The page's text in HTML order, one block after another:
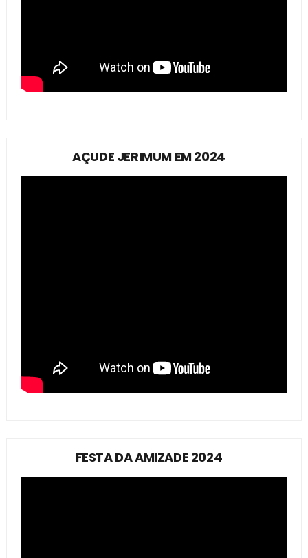
AÇUDE JERIMUM EM 2024
FESTA DA AMIZADE 2024